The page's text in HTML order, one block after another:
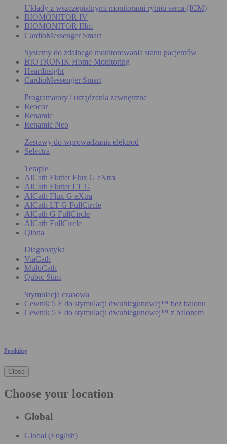
Układy z wszczepialnymi monitorami rytmu serca (ICM)
BIOMONITOR IV
BIOMONITOR IIIm
CardioMessenger Smart
Systemy do zdalnego monitorowania stanu pacjentów
BIOTRONIK Home Monitoring
HeartInsight
CardioMessenger Smart
Programatory i urządzenia zewnętrzne
Reocor
Renamic
Renamic Neo
Zestawy do wprowadzania elektrod
Selectra
Terapie
AlCath Flutter Flux G eXtra
AlCath Flutter LT G
AlCath Flux G eXtra
AlCath LT G FullCircle
AlCath G FullCircle
AlCath FullCircle
Qiona
Diagnostyka
ViaCath
MultiCath
Qubic Stim
Stymulacja czasowa
Cewnik 5 F do stymulacji dwubiegunowej™ bez balonu
Cewnik 5 F do stymulacji dwubiegunowej™ z balonem
Produkty
Close
Choose your location
Global
Global (English)